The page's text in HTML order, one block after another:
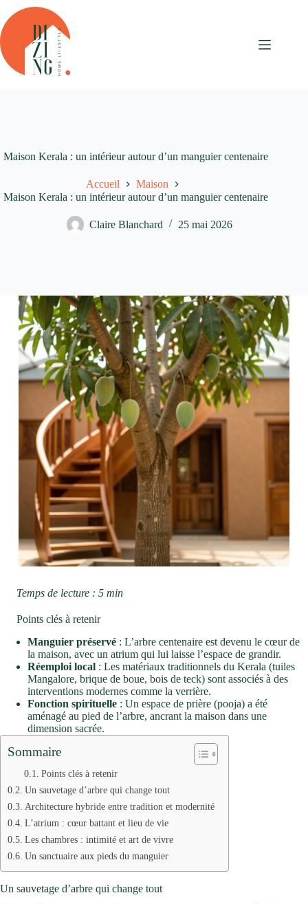
Passer
au
contenu
Maison Kerala : un intérieur autour d’un manguier centenaire
Accueil
Maison
Maison Kerala : un intérieur autour d’un manguier centenaire
Claire Blanchard 25 mai 2026
Temps de lecture : 5 min
Points clés à retenir
Manguier préservé : L’arbre centenaire est devenu le cœur de
la maison, avec un atrium qui lui laisse l’espace de grandir.
Réemploi local : Les matériaux traditionnels du Kerala (tuiles
Mangalore, brique de boue, bois de teck) sont associés à des
interventions modernes comme la verrière.
Fonction spirituelle : Un espace de prière (pooja) a été
aménagé au pied de l’arbre, ancrant la maison dans une
dimension sacrée.
Sommaire
Points clés à retenir
Un sauvetage d’arbre qui change tout
Architecture hybride entre tradition et modernité
L’atrium : cœur battant et lieu de vie
Les chambres : intimité et art de vivre
Un sanctuaire aux pieds du manguier
Un sauvetage d’arbre qui change tout